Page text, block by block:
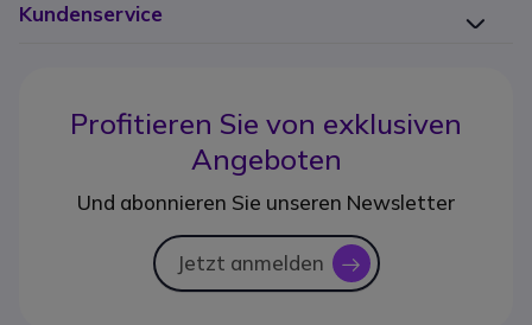
Kundenservice
Profitieren Sie von exklusiven
Angeboten
Und abonnieren Sie unseren Newsletter
Jetzt anmelden icon